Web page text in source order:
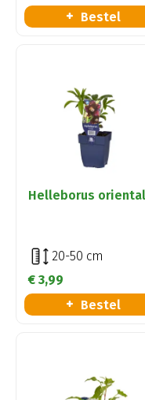
Bestel
Helleborus
20-50 cm
€ 3,99
Bestel